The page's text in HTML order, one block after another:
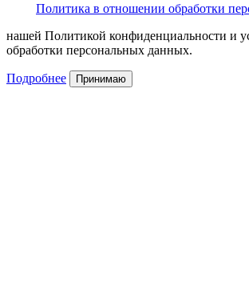
Политика в отношении обработки
нашей Политикой конфиденциальности и
обработки персональных данных.
Подробнее Принимаю